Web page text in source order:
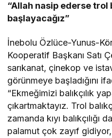
“Allah nasip ederse trol
başlayacağız”
İnebolu Özlüce-Yunus-
Kooperatif Başkanı Satı
sarıkanat, çinekop ve
görünmeye başladığını
“Ekmeğimizi balıkçılık
çıkartmaktayız. Trol
zamanda kıyı balıkçılığı
palamut çok zayıf